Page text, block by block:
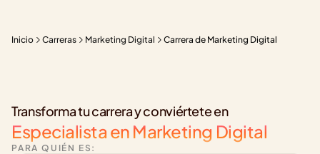
Inicio Carreras Marketing Digital Carrera de Marketing Digital
Transforma tu carrera y conviértete en
Especialista en Marketing Digital
PARA QUIÉN ES: